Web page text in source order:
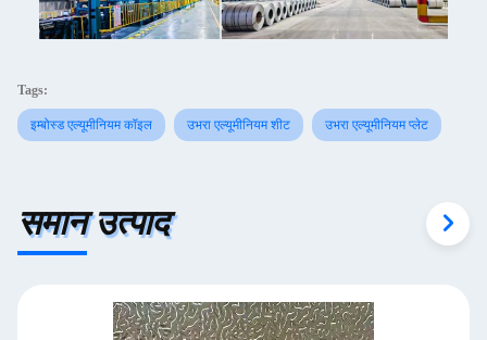
Tags:
इम्बोस्ड एल्यूमीनियम कॉइल उभरा एल्यूमीनियम शीट उभरा एल्यूमीनियम प्लेट
समान उत्पाद